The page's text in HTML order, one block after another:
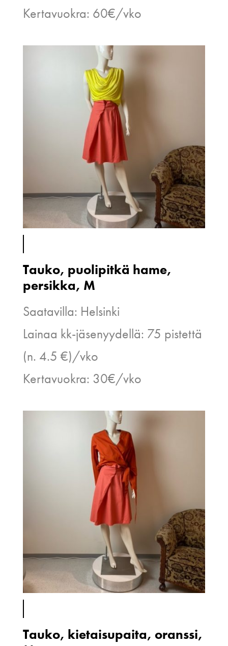
Kertavuokra: 60€/vko
Tauko, puolipitkä hame,
persikka, M
Saatavilla: Helsinki
Lainaa kk-jäsenyydellä: 75 pistettä
(n. 4.5 €)/vko
Kertavuokra: 30€/vko
Tauko, kietaisupaita, oranssi,